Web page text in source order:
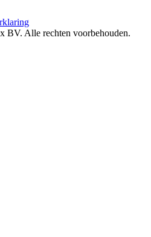
BV. Alle rechten voorbehouden.